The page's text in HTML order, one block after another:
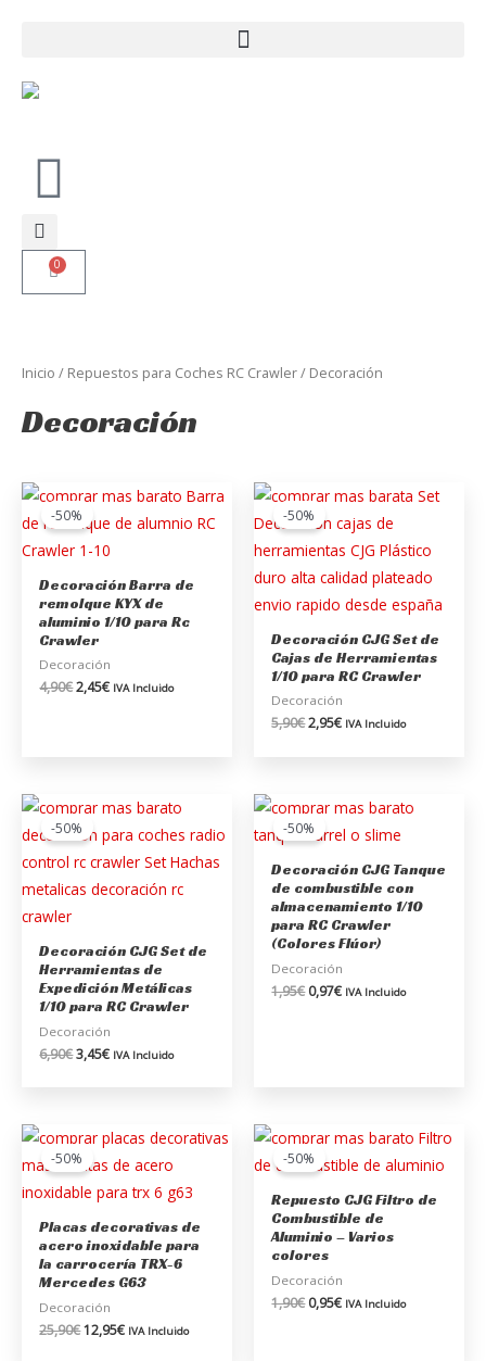
0
Carrito
Inicio / Repuestos para Coches RC Crawler/ Decoración
Decoración
-50%
Decoración Barra de
remolque KYX de
aluminio 1/10 para Rc
Crawler
Decoración
4,90€
El
precio
original
era:
4,90€.
2,45€
El
precio
actual
2,45€.
IVA Incluido
-50%
Decoración CJG Set de
Cajas de Herramientas
1/10 para RC Crawler
Decoración
5,90€
El
precio
original
era:
5,90€.
2,95€
El
precio
actual
es:
2,95€.
IVA Incluido
-50%
Decoración CJG Set de
Herramientas de
Expedición Metálicas
1/10 para RC Crawler
Decoración
6,90€
El
precio
original
6,90€.
3,45€
El
precio
actual
es:
3,45€.
IVA Incluido
-50%
Decoración CJG Tanque
de combustible con
almacenamiento 1/10
para RC Crawler
(Colores Flúor)
Decoración
1,95€
El
precio
original
1,95€.
0,97€
El
precio
actual
0,97€.
IVA Incluido
-50%
Placas decorativas de
acero inoxidable para
la carrocería TRX-6
Mercedes G63
Decoración
25,90€
El
precio
original
25,90€.
12,95€
El
precio
actual
es:
12,95€.
IVA Incluido
-50%
Repuesto CJG Filtro de
Combustible de
Aluminio – Varios
colores
Decoración
1,90€
El
precio
original
1,90€.
0,95€
El
precio
actual
0,95€.
IVA Incluido